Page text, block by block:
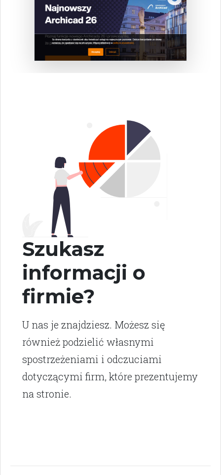
Szukasz
informacji o
firmie?
U nas je znajdziesz. Możesz się
również podzielić własnymi
spostrzeżeniami i odczuciami
dotyczącymi firm, które prezentujemy
na stronie.